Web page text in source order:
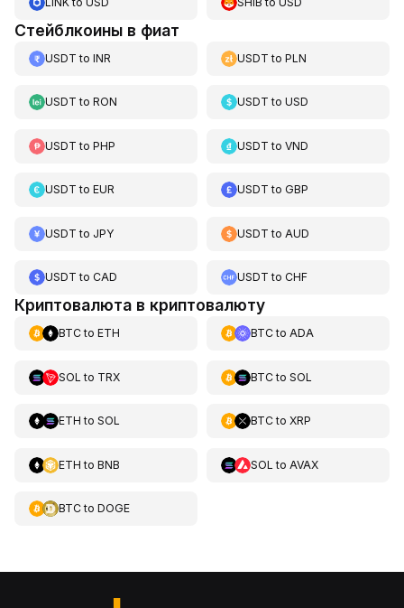
Стейблкоины в фиат
USDT to INR USDT toPLN
USDT to RON USDT toUSD
USDT to PHP USDT toVND
USDT to EUR USDT toGBP
USDT to JPY USDT to AUD
USDT to CAD USDT toCHF
Криптовалюта в криптовалюту
BTCto ETH BTCto ADA
SOL to TRX BTCto SOL
ETH to SOL BTCto XRP
ETH to BNB SOL to AVAX
BTCto DOGE